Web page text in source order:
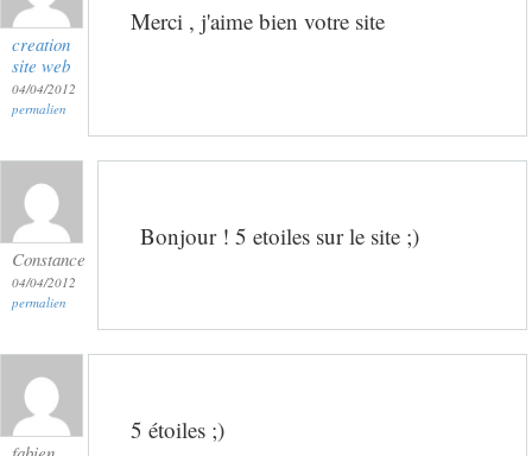
creation
site web
04/04/2012
permalien
Merci , j'aime bien votre site
Constance
04/04/2012
permalien
Bonjour ! 5 etoiles sur le site ;)
5 étoiles ;)